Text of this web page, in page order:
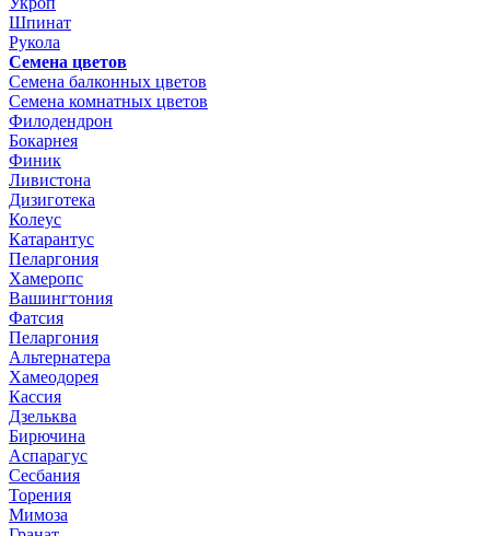
Шпинат
Рукола
Семена цветов
Семена балконных цветов
Семена комнатных цветов
Филодендрон
Бокарнея
Финик
Ливистона
Дизиготека
Колеус
Катарантус
Пеларгония
Хамеропс
Вашингтония
Фатсия
Пеларгония
Альтернатера
Хамеодорея
Кассия
Дзельква
Бирючина
Аспарагус
Сесбания
Торения
Мимоза